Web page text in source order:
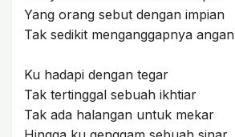
Yang orang sebut dengan impian
Tak sedikit menganggapnya angan
Ku hadapi dengan tegar
Tak tertinggal sebuah ikhtiar
Tak ada halangan untuk mekar